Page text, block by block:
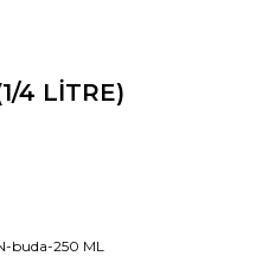
4 LİTRE)
buda-250 ML